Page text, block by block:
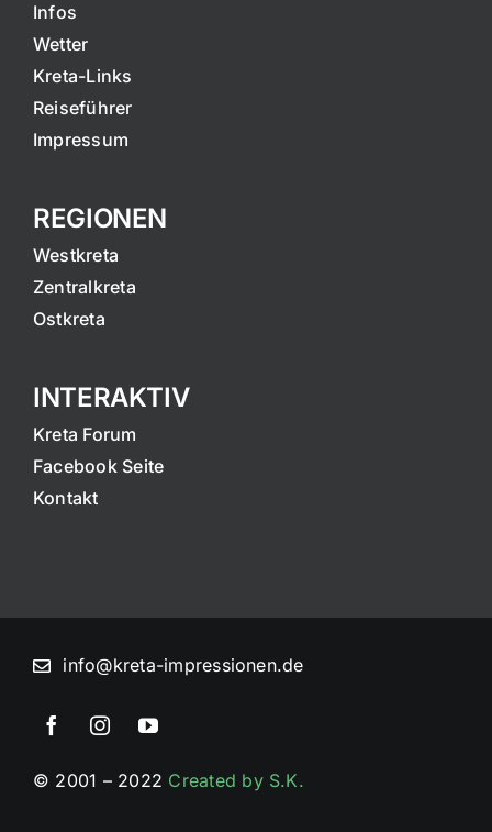
Infos
Wetter
Kreta-Links
Reiseführer
Impressum
REGIONEN
Westkreta
Zentralkreta
Ostkreta
INTERAKTIV
Kreta Forum
Facebook Seite
Kontakt
info@kreta-impressionen.de
© 2001 – 2022 Created by S.K.